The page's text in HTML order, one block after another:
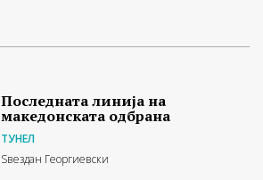
Последната линија на
македонската одбрана
ТУНЕЛ
Ѕвездан Георгиевски